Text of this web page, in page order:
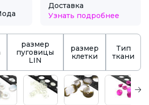
Доставка
Узнать подробнее
размер
пуговицы
LIN
размер
клетки
Тип
ткани